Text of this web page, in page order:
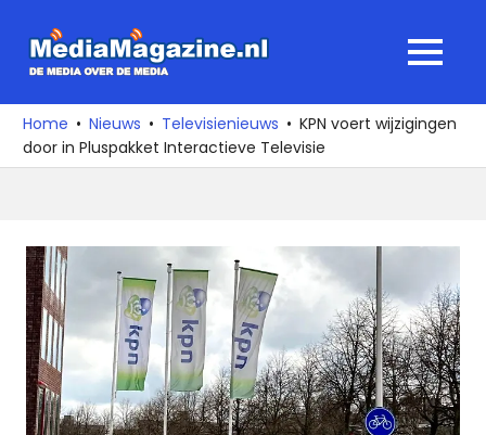
naar
media
over
de
MENU
Home Nieuws Televisienieuws
KPN voert wijzigingen
door in Pluspakket Interactieve Televisie